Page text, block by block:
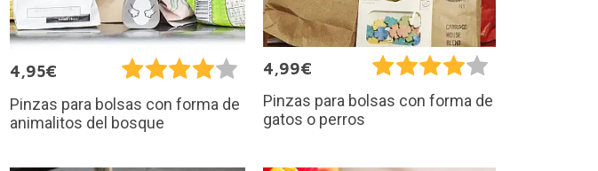
4,95€
Pinzas para bolsas con forma de
animalitos del bosque
4,99€
Pinzas para bolsas con forma de
gatos o perros